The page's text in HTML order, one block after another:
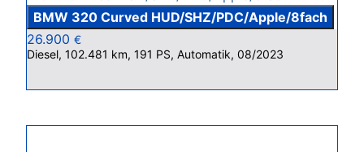
BMW 320 Curved HUD/SHZ/PDC/Apple/8fach
26.900 €
Diesel, 102.481 km, 191 PS, Automatik, 08/2023